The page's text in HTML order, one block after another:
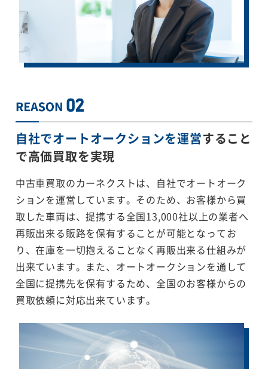
自社でオートオークションを運営すること
で高価買取を実現
中古車買取のカーネクストは、自社でオートオーク
ションを運営しています。そのため、お客様から買
取した車両は、提携する全国13,000社以上の業者へ
再販出来る販路を保有することが可能となってお
り、在庫を一切抱えることなく再販出来る仕組みが
出来ています。また、オートオークションを通して
全国に提携先を保有するため、全国のお客様からの
買取依頼に対応出来ています。